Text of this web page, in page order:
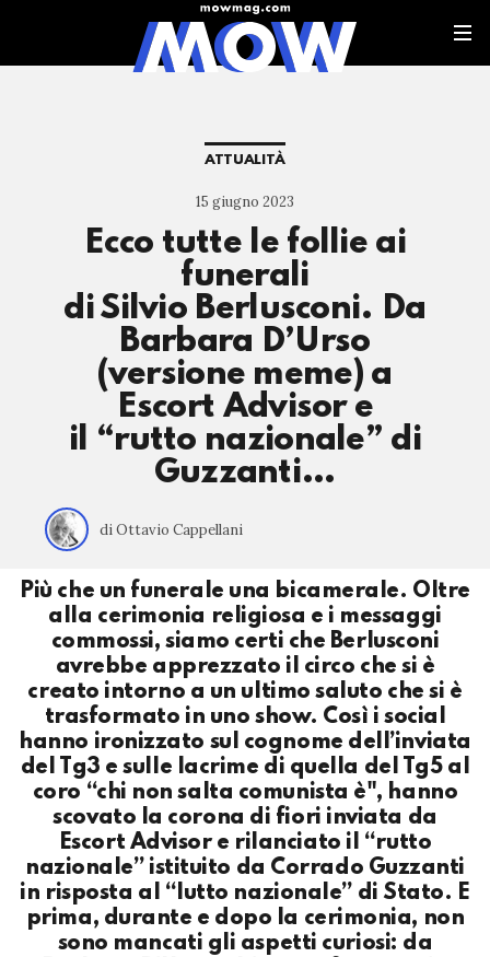
ATTUALITÀ
15 giugno 2023
Ecco tutte le follie ai
funerali
di Silvio Berlusconi. Da
Barbara D’Urso
(versione meme) a
Escort Advisor e
il “rutto nazionale” di
Guzzanti…
di Ottavio Cappellani
Più che un funerale una bicamerale. Oltre
alla cerimonia religiosa e i messaggi
commossi, siamo certi che Berlusconi
avrebbe apprezzato il circo che si è
creato intorno a un ultimo saluto che si è
trasformato in uno show. Così i social
hanno ironizzato sul cognome dell’inviata
del Tg3 e sulle lacrime di quella del Tg5 al
coro “chi non salta comunista è", hanno
scovato la corona di fiori inviata da
Escort Advisor e rilanciato il “rutto
nazionale” istituito da Corrado Guzzanti
in risposta al “lutto nazionale” di Stato. E
prima, durante e dopo la cerimonia, non
sono mancati gli aspetti curiosi: da